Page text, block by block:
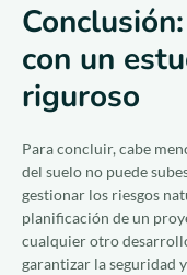
con un
riguroso
Para concluir, cabe
del suelo no puede
gestionar los riesgos
planificación de un
cualquier otro
garantizar la seguridad